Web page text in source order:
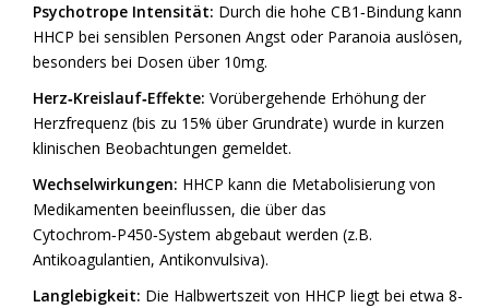
Psychotrope Intensität: Durch die hohe CB1‑Bindung kann
HHCP bei sensiblen Personen Angst oder Paranoia auslösen,
besonders bei Dosen über 10mg.
Herz‑Kreislauf‑Effekte: Vorübergehende Erhöhung der
Herzfrequenz (bis zu 15% über Grundrate) wurde in kurzen
klinischen Beobachtungen gemeldet.
Wechselwirkungen: HHCP kann die Metabolisierung von
Medikamenten beeinflussen, die über das
Cytochrom‑P450‑System abgebaut werden (z.B.
Antikoagulantien, Antikonvulsiva).
Langlebigkeit: Die Halbwertszeit von HHCP liegt bei etwa 8-